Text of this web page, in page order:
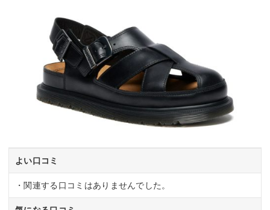
よい口コミ
・関連する口コミはありませんでした。